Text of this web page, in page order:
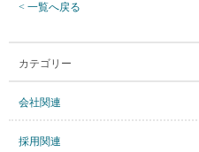
< 一覧へ戻る
カテゴリー
会社関連
採用関連